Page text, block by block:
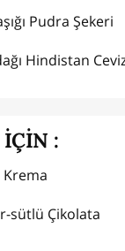
Pudra Şekeri
Hindistan
:
Krema
sütlü Çikolata